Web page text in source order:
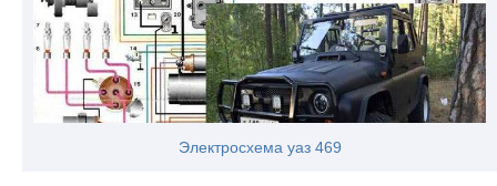
Электросхема уаз 469